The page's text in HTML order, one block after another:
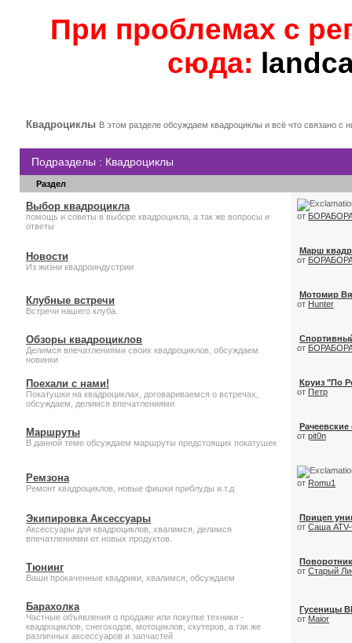
При проблемах с
сюда:
Квадроциклы В этом разделе обсуждаем квадроциклы и всё что связано с
Подразделы : Квадроциклы
Раздел
Выбор квадроцикла
помощь и советы в выборе квадроцикла, а так же вопросы и
ответы
от
Новости
Из жизни квадроиндустрии
Марш
от
Клубные встречи
Встречи нашего клуба.
Мотомир
от Hunter
Обзоры квадроциклов
Делимся впечатлениями своих квадроциклов, обсуждаем
новинки
от
Поехали с нами!
Покатушки на квадроциклах, договариваемся о встречах,
обсуждаем, делимся впечатлениями
Круиз "По
от Петр
Маршруты
В данной теме обсуждаем маршруты предстоящих покатушек
Рачеевские
от pit0n
Ремзона
Ремонт квадроциклов, новые фишки приблуды и.т.д
от Romu1
Экипировка Аксессуары
Аксессуары для квадроциклов, хвалимся, делимся
впечатлениями от новых продуктов.
Прицеп
от Саша
Тюнинг
Ваши прокаченные квадрики, хвалимся, обсуждаем
от Старый
Барахолка
Частные объявления о продаже или покупке техники -
квадроциклов, снегоходов, мотоциклов, скутеров, а так же
различных аксессуаров и запчастей
Гусеницы
от Maior